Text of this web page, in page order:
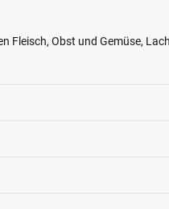
Fleisch, Obst und Gemüse,